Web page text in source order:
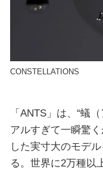
CONSTELLATIONS
「ANTS」は、“蟻
アルすぎて一瞬驚
した実寸大のモデ
る。世界に2万種以